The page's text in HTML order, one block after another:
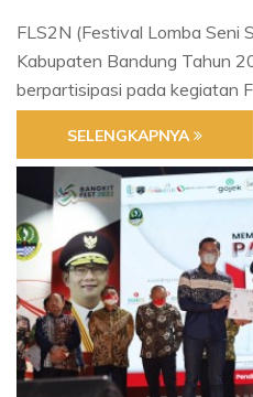
FLS2N (Festival Lomba Seni
Kabupaten Bandung Tahun
berpartisipasi pada kegiatan
SELENGKAPNYA